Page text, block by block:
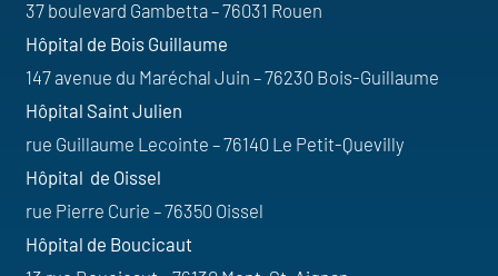
37 boulevard Gambetta – 76031 Rouen
Hôpital de Bois Guillaume
147 avenue du Maréchal Juin – 76230 Bois-Guillaume
Hôpital Saint Julien
rue Guillaume Lecointe – 76140 Le Petit-Quevilly
Hôpital de Oissel
rue Pierre Curie – 76350 Oissel
Hôpital de Boucicaut